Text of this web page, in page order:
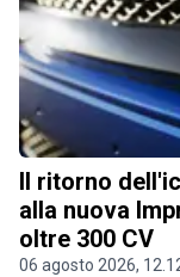
Il ritorno
alla nuova
oltre 300 CV
06 agosto 2026,